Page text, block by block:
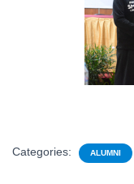
Categories: ALUMNI